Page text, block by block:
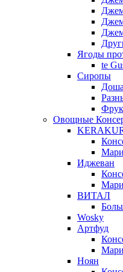
Ягоды
te
Сиропы
Овощные
Иджеван
ВИТАЛ
Wosky
Артфуд
Ноян